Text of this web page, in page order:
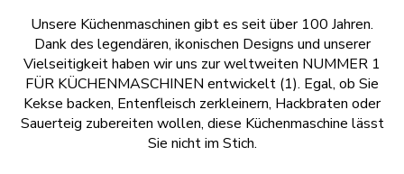
Unsere Küchenmaschinen gibt es seit über 100 Jahren.
Dank des legendären, ikonischen Designs und unserer
Vielseitigkeit haben wir uns zur weltweiten NUMMER 1
FÜR KÜCHENMASCHINEN entwickelt (1). Egal, ob Sie
Kekse backen, Entenfleisch zerkleinern, Hackbraten oder
Sauerteig zubereiten wollen, diese Küchenmaschine lässt
Sie nicht im Stich.